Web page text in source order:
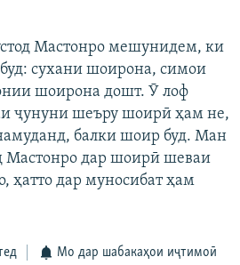
Мастонро мешунидем, ки
сухани шоирона, симои
шоирона дошт. Ӯ лоф
ҷунуни шеъру шоирӣ ҳам не,
балки шоир буд. Ман
Мастонро дар шоирӣ шеваи
ҳатто дар муносибат ҳам
Мо дар шабакаҳои иҷтимоӣ